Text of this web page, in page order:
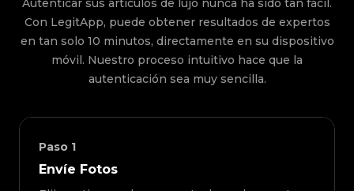
Autenticar sus artículos de lujo nunca ha sido tan fácil.
Con LegitApp, puede obtener resultados de expertos
en tan solo 10 minutos, directamente en su dispositivo
móvil. Nuestro proceso intuitivo hace que la
autenticación sea muy sencilla.
Paso 1
Envíe Fotos